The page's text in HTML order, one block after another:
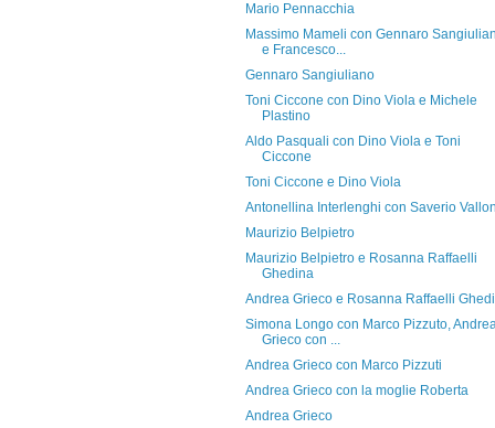
Mario Pennacchia
Massimo Mameli con Gennaro
e Francesco...
Gennaro Sangiuliano
Toni Ciccone con Dino Viola e Michele
Plastino
Aldo Pasquali con Dino Viola e Toni
Ciccone
Toni Ciccone e Dino Viola
Antonellina Interlenghi con Saverio
Maurizio Belpietro
Maurizio Belpietro e Rosanna Raffaelli
Ghedina
Andrea Grieco e Rosanna Raffaelli
Simona Longo con Marco Pizzuto,
Grieco con ...
Andrea Grieco con Marco Pizzuti
Andrea Grieco con la moglie Roberta
Andrea Grieco